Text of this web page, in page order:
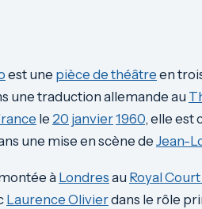
est une pièce de théâtre en
une traduction allemande au
le 20 janvier1960, elle est
une mise en scène de Jean-
àLondres au Royal
Laurence Olivierdans le rôle